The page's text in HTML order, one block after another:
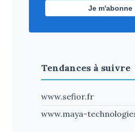
Je m'abonne
Tendances à suivre
www.sefior.fr
www.maya-